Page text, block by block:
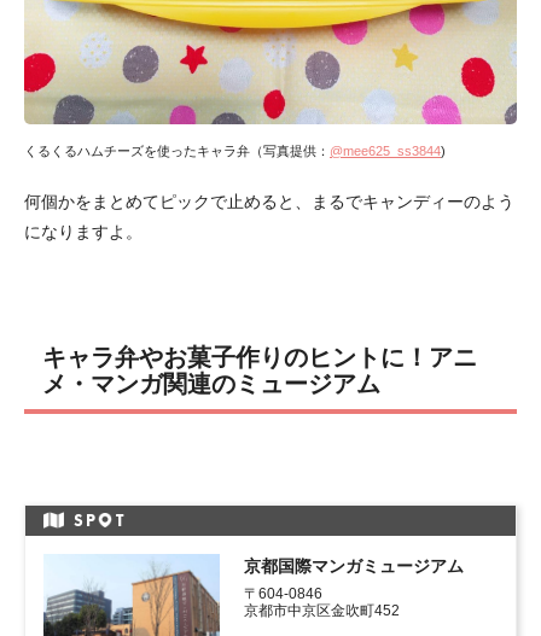
くるくるハムチーズを使ったキャラ弁（写真提供： @mee625_ss3844)
何個かをまとめてピックで止めると、まるでキャンディーのよう
になりますよ。
キャラ弁やお菓子作りのヒントに！アニ
メ・マンガ関連のミュージアム
SP T
京都国際マンガミュージアム
〒604-0846
京都市中京区金吹町452